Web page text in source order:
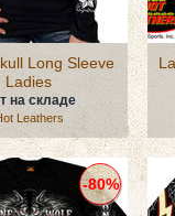
Long Sleeve
Ladies
на складе
Leathers
-80%